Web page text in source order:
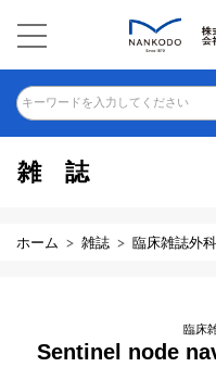
キーワードを入力してください
雑誌
ホーム 雑誌 臨床雑誌外科
臨床
Sentinel node